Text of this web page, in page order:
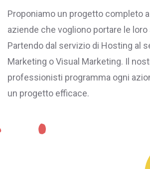
Proponiamo un progetto completo a
aziende che vogliono portare le
Partendo dal servizio di Hosting al
Marketing o Visual Marketing. Il
professionisti programma ogni
un progetto efficace.